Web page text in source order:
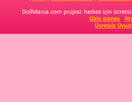
DollMania.com projesi: herkes için
Girls games
Ücretsiz